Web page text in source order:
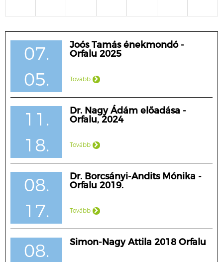
07.
05.
Joós Tamás énekmondó -
Orfalu 2025
Tovább
11.
18.
Dr. Nagy Ádám előadása -
Orfalu, 2024
Tovább
08.
17.
Dr. Borcsányi-Andits Mónika -
Orfalu 2019.
Tovább
08.
Simon-Nagy Attila 2018 Orfalu